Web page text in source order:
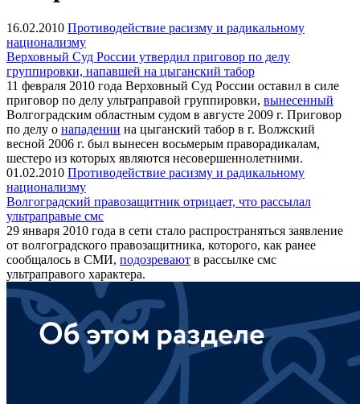
16.02.2010 Противодействие расизму и радикальному
национализму
Верховный Суд России утвердил приговор по делу
группировки, напавшей на цыганский табор
11 февраля 2010 года Верховный Суд России оставил в силе
приговор по делу ультраправой группировки, вынесенный
Волгоградским областным судом в августе 2009 г. Приговор
по делу о нападении на цыганский табор в г. Волжский
весной 2006 г. был вынесен восьмерым праворадикалам,
шестеро из которых являются несовершеннолетними.
01.02.2010 Противодействие расизму и радикальному
национализму
Волгоградский правозащитник отрицает, что рассылал
ультраправые смс
29 января 2010 года в сети стало распространяться заявление
от волгоградского правозащитника, которого, как ранее
сообщалось в СМИ, подозревают в рассылке смс
ультраправого характера.